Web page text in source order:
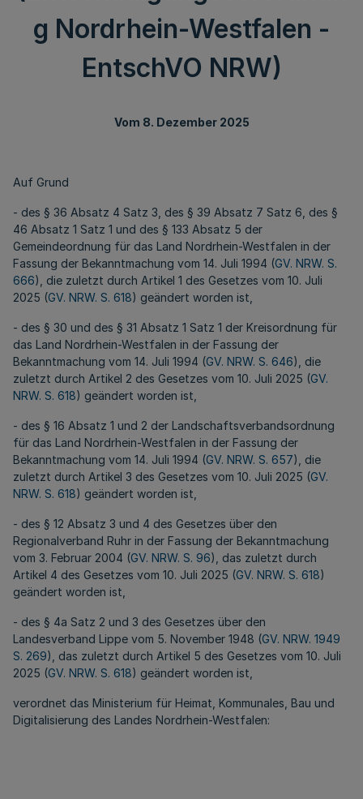
g Nordrhein-Westfalen -
EntschVO NRW)
Vom 8. Dezember 2025
Auf Grund
- des § 36 Absatz 4 Satz 3, des § 39 Absatz 7 Satz 6, des §
46 Absatz 1 Satz 1 und des § 133 Absatz 5 der
Gemeindeordnung für das Land Nordrhein-Westfalen in der
Fassung der Bekanntmachung vom 14. Juli 1994 (GV. NRW. S.
666), die zuletzt durch Artikel 1 des Gesetzes vom 10. Juli
2025 (GV. NRW. S. 618) geändert worden ist,
- des § 30 und des § 31 Absatz 1 Satz 1 der Kreisordnung für
das Land Nordrhein-Westfalen in der Fassung der
Bekanntmachung vom 14. Juli 1994 (GV. NRW. S. 646), die
zuletzt durch Artikel 2 des Gesetzes vom 10. Juli 2025 (GV.
NRW. S. 618) geändert worden ist,
- des § 16 Absatz 1 und 2 der Landschaftsverbandsordnung
für das Land Nordrhein-Westfalen in der Fassung der
Bekanntmachung vom 14. Juli 1994 (GV. NRW. S. 657), die
zuletzt durch Artikel 3 des Gesetzes vom 10. Juli 2025 (GV.
NRW. S. 618) geändert worden ist,
- des § 12 Absatz 3 und 4 des Gesetzes über den
Regionalverband Ruhr in der Fassung der Bekanntmachung
vom 3. Februar 2004 (GV. NRW. S. 96), das zuletzt durch
Artikel 4 des Gesetzes vom 10. Juli 2025 (GV. NRW. S. 618)
geändert worden ist,
- des § 4a Satz 2 und 3 des Gesetzes über den
Landesverband Lippe vom 5. November 1948 (GV. NRW. 1949
S. 269), das zuletzt durch Artikel 5 des Gesetzes vom 10. Juli
2025 (GV. NRW. S. 618) geändert worden ist,
verordnet das Ministerium für Heimat, Kommunales, Bau und
Digitalisierung des Landes Nordrhein-Westfalen: